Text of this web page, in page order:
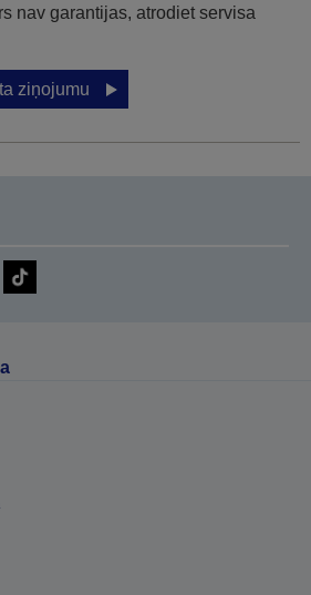
nav garantijas, atrodiet servisa
ziņojumu